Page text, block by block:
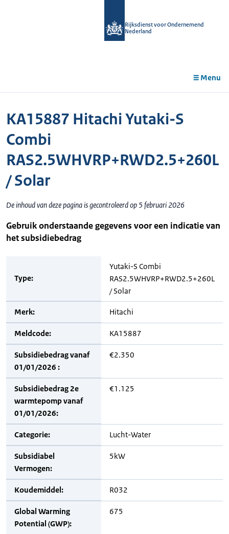
Rijksdienst voor Ondernemend
Nederland
Menu
KA15887 Hitachi Yutaki-S
Combi
RAS2.5WHVRP+RWD2.5+260L
/ Solar
De inhoud van deze pagina is gecontroleerd op 5 februari 2026
Gebruik onderstaande gegevens voor een indicatie van
het subsidiebedrag
Type:
Yutaki-S Combi
RAS2.5WHVRP+RWD2.5+260L
/ Solar
Merk: Hitachi
Meldcode: KA15887
Subsidiebedrag vanaf
01/01/2026 :
€2.350
Subsidiebedrag 2e
warmtepomp vanaf
01/01/2026:
€1.125
Categorie: Lucht-Water
Subsidiabel
Vermogen:
5kW
Koudemiddel: R032
Global Warming
Potential (GWP):
675